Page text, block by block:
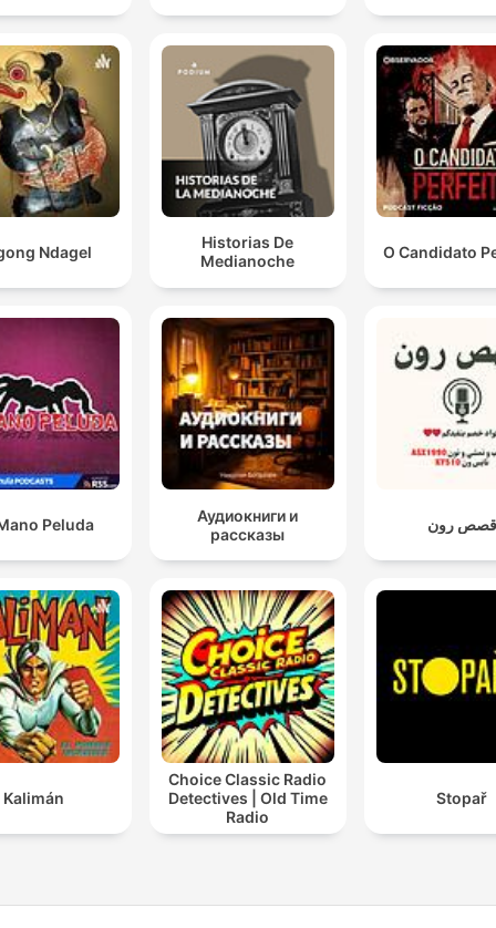
Ndagel
Historias De
Medianoche
O Candidato
Peluda
Аудиокниги и
рассказы
قصص رون
Kalimán
Choice Classic Radio
Detectives | Old Time
Radio
Stopař